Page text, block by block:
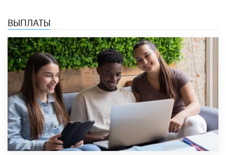
ВЫПЛАТЫ